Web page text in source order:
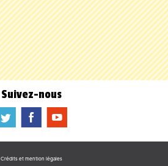
Suivez-nous
a b f
Crédits et mention légales